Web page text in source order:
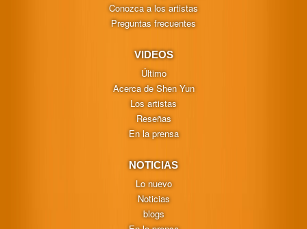
Conozca a los artistas
Preguntas frecuentes
VIDEOS
Último
Acerca de Shen Yun
Los artistas
Reseñas
En la prensa
NOTICIAS
Lo nuevo
Noticias
blogs